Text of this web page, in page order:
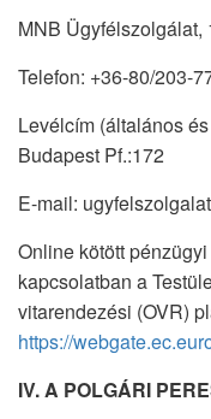
MNB Ügyfélszolgálat,
Telefon: +36-80/203-
Levélcím (általános
Budapest Pf.:172
E-mail:
Online kötött
kapcsolatban a
vitarendezési (OVR)
https://
IV. A POLGÁRI